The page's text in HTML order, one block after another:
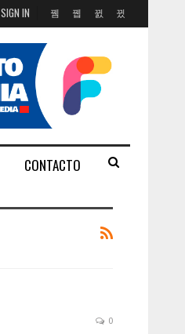
SIGN IN
CONTACTO
0